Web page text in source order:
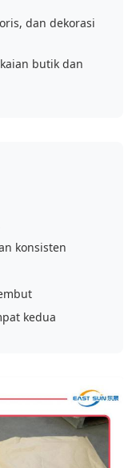
dan dekorasi
butik dan
konsisten
kedua